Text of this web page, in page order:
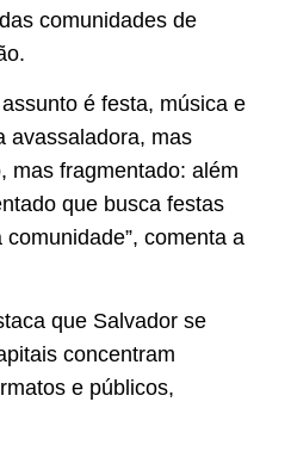
comunidades de
é festa, música e
avassaladora, mas
mas fragmentado: além
que busca festas
comenta a
que Salvador se
concentram
e públicos,